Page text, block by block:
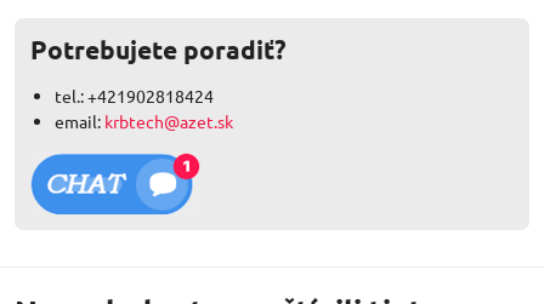
Potrebujete poradiť?
tel.: +421902818424
email: krbtech@azet.sk